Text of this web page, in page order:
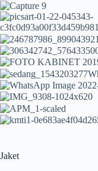
Jaket